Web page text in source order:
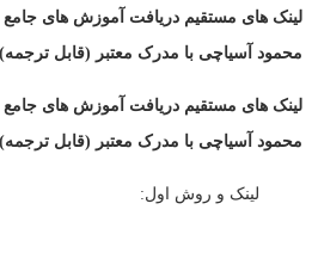
لینک های مستقیم دریافت آموزش های جامع
محمود آسیاچی با مدرک معتبر (قابل
لینک های مستقیم دریافت آموزش های جامع
محمود آسیاچی با مدرک معتبر (قابل
لینک و روش اول: